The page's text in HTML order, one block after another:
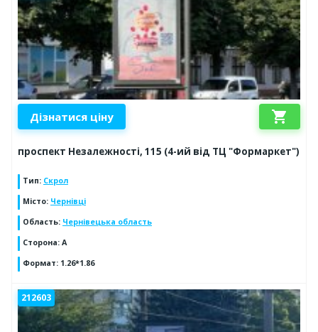
Дізнатися ціну shopping_cart
проспект Незалежності, 115 (4-ий від ТЦ "Формаркет")
Тип: Скрол
Місто: Чернівці
Область: Чернівецька область
Сторона: А
Формат: 1.26*1.86
212603